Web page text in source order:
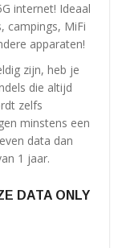
internet! Ideaal
campings, MiFi
apparaten!
zijn, heb je
die altijd
zelfs
minstens een
data dan
1 jaar.
DATA ONLY